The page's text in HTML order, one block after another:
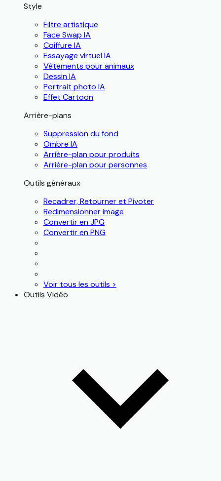
Style
Filtre artistique
Face Swap IA
Coiffure IA
Essayage virtuel IA
Vêtements pour animaux
Dessin IA
Portrait photo IA
Effet Cartoon
Arrière-plans
Suppression du fond
Ombre IA
Arrière-plan pour produits
Arrière-plan pour personnes
Outils généraux
Recadrer, Retourner et Pivoter
Redimensionner image
Convertir en JPG
Convertir en PNG
Voir tous les outils >
Outils Vidéo